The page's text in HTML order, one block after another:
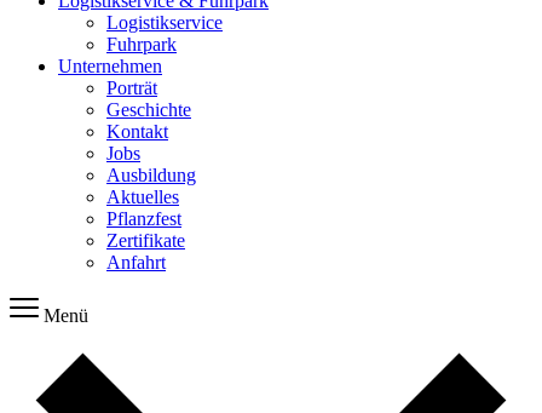
Logistik­service
Fuhrpark
Unter­nehmen
Porträt
Geschichte
Kontakt
Jobs
Ausbildung
Aktuelles
Pflanzfest
Zertifikate
Anfahrt
Menü